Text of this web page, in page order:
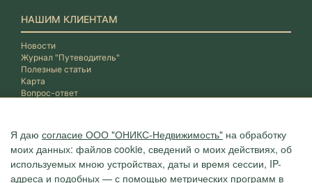
Я даю согласие ООО "ОНИКС-Недвижимость" на обработку
моих данных: файлов cookie, сведений о моих действиях, об
используемых мною устройствах, даты и время сессии, IP-
адреса и подобных — с помощью метрических программ в
НАШИМ КЛИЕНТАМ
Новости
Журнал "Путеводитель"
Полезные статьи
Карта
Вопрос-ответ